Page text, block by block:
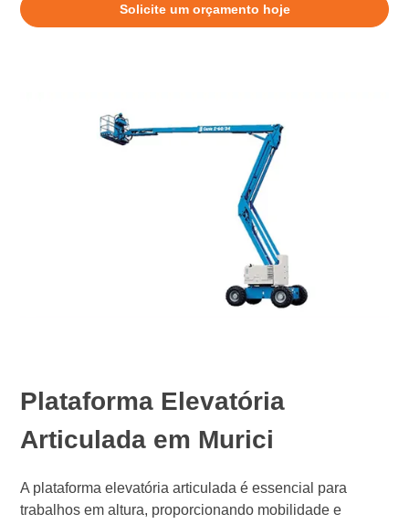
Solicite um orçamento hoje
Plataforma Elevatória
Articulada em Murici
A plataforma elevatória articulada é essencial para
trabalhos em altura, proporcionando mobilidade e